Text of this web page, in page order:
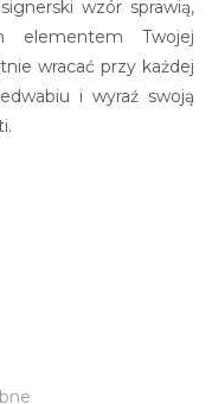
wzór sprawią,
elementem Twojej
wracać przy każdej
i wyraź swoją